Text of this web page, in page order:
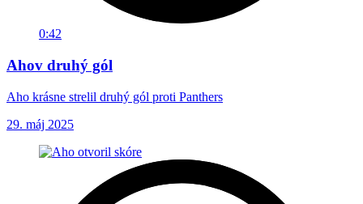
0:42
Ahov druhý gól
Aho krásne strelil druhý gól proti Panthers
29. máj 2025